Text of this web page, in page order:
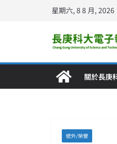
星期六, 8 8 月, 2026
關於長庚
號外/榮譽